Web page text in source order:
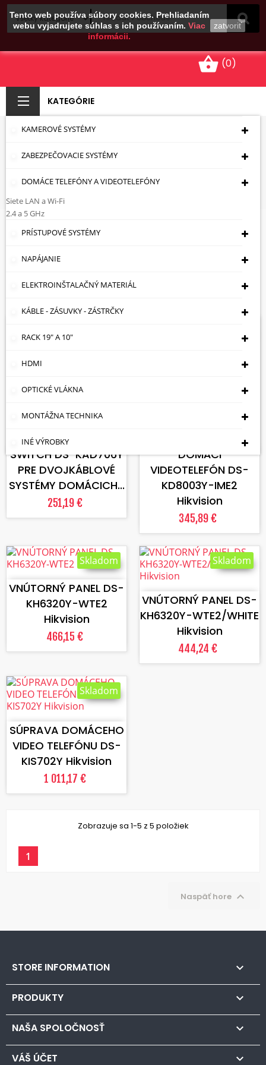
Tento web používa súbory cookies. Prehliadaním
webu vyjadrujete súhlas s ich používaním. Viac
informácii.
zatvoriť
shopping_basket (0)
KATEGÓRIE
KAMEROVÉ SYSTÉMY
ZABEZPEČOVACIE SYSTÉMY
DOMÁCE TELEFÓNY A VIDEOTELEFÓNY
Siete LAN a Wi-Fi
2.4 a 5 GHz
PRÍSTUPOVÉ SYSTÉMY
NAPÁJANIE
ELEKTROINŠTALAČNÝ MATERIÁL
KÁBLE - ZÁSUVKY - ZÁSTRČKY
RACK 19" A 10"
HDMI
OPTICKÉ VLÁKNA
MONTÁŽNA TECHNIKA
INÉ VÝROBKY
IP 2-KÁBLOVÉ
Videotelefóny
Hikvision
2káblové Domáce
Videotelefóny
IP 2-Káblové
IP 2-Káblové
SWITCH DS-KAD706Y
PRE DVOJKÁBLOVÉ
SYSTÉMY DOMÁCICH...
251,19 €
DOMÁCI
VIDEOTELEFÓN DS-
KD8003Y-IME2
Hikvision
345,89 €
VLOŽIŤ DO KOŠÍKA
VNÚTORNÝ PANEL DS-
KH6320Y-WTE2
Hikvision
466,15 €
Skladom
VLOŽIŤ DO KOŠÍKA
VNÚTORNÝ PANEL DS-
KH6320Y-WTE2/WHITE
Hikvision
444,24 €
Skladom
VLOŽIŤ DO KOŠÍKA
SÚPRAVA DOMÁCEHO
VIDEO TELEFÓNU DS-
KIS702Y Hikvision
1 011,17 €
Skladom
Zobrazuje sa 1-5 z 5 položiek
1
Naspäť hore 
STORE INFORMATION 
PRODUKTY 
NAŠA SPOLOČNOSŤ 
VÁŠ ÚČET 